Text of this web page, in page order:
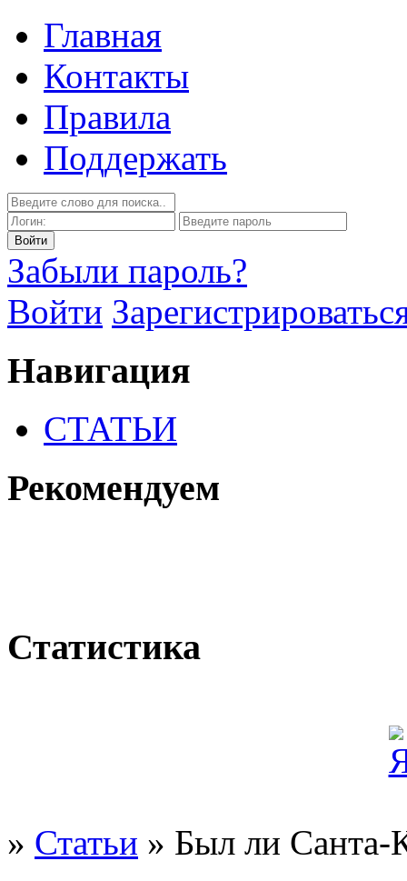
Главная
Контакты
Правила
Поддержать
Забыли пароль?
Войти
Навигация
СТАТЬИ
Рекомендуем
Статистика
» Статьи » Был ли Санта-